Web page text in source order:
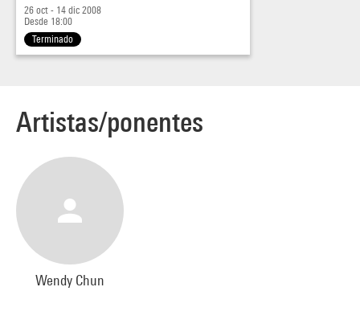
règle, sur le mode des cultural studies, de la relation contrôle
et liberté.
26 oct - 14 dic 2008
Desde 18:00
Terminado
Artistas/ponentes
Wendy Chun